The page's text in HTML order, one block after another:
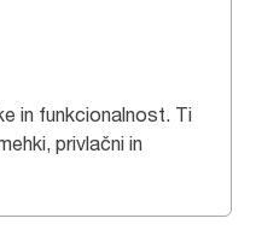
in funkcionalnost. Ti
privlačni in